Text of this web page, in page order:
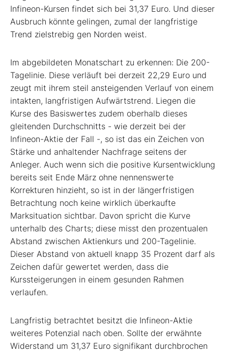
Infineon-Kursen findet sich bei 31,37 Euro. Und dieser
Ausbruch könnte gelingen, zumal der langfristige
Trend zielstrebig gen Norden weist.
Im abgebildeten Monatschart zu erkennen: Die 200-
Tagelinie. Diese verläuft bei derzeit 22,29 Euro und
zeugt mit ihrem steil ansteigenden Verlauf von einem
intakten, langfristigen Aufwärtstrend. Liegen die
Kurse des Basiswertes zudem oberhalb dieses
gleitenden Durchschnitts - wie derzeit bei der
Infineon-Aktie der Fall -, so ist das ein Zeichen von
Stärke und anhaltender Nachfrage seitens der
Anleger. Auch wenn sich die positive Kursentwicklung
bereits seit Ende März ohne nennenswerte
Korrekturen hinzieht, so ist in der längerfristigen
Betrachtung noch keine wirklich überkaufte
Marksituation sichtbar. Davon spricht die Kurve
unterhalb des Charts; diese misst den prozentualen
Abstand zwischen Aktienkurs und 200-Tagelinie.
Dieser Abstand von aktuell knapp 35 Prozent darf als
Zeichen dafür gewertet werden, dass die
Kurssteigerungen in einem gesunden Rahmen
verlaufen.
Langfristig betrachtet besitzt die Infineon-Aktie
weiteres Potenzial nach oben. Sollte der erwähnte
Widerstand um 31,37 Euro signifikant durchbrochen